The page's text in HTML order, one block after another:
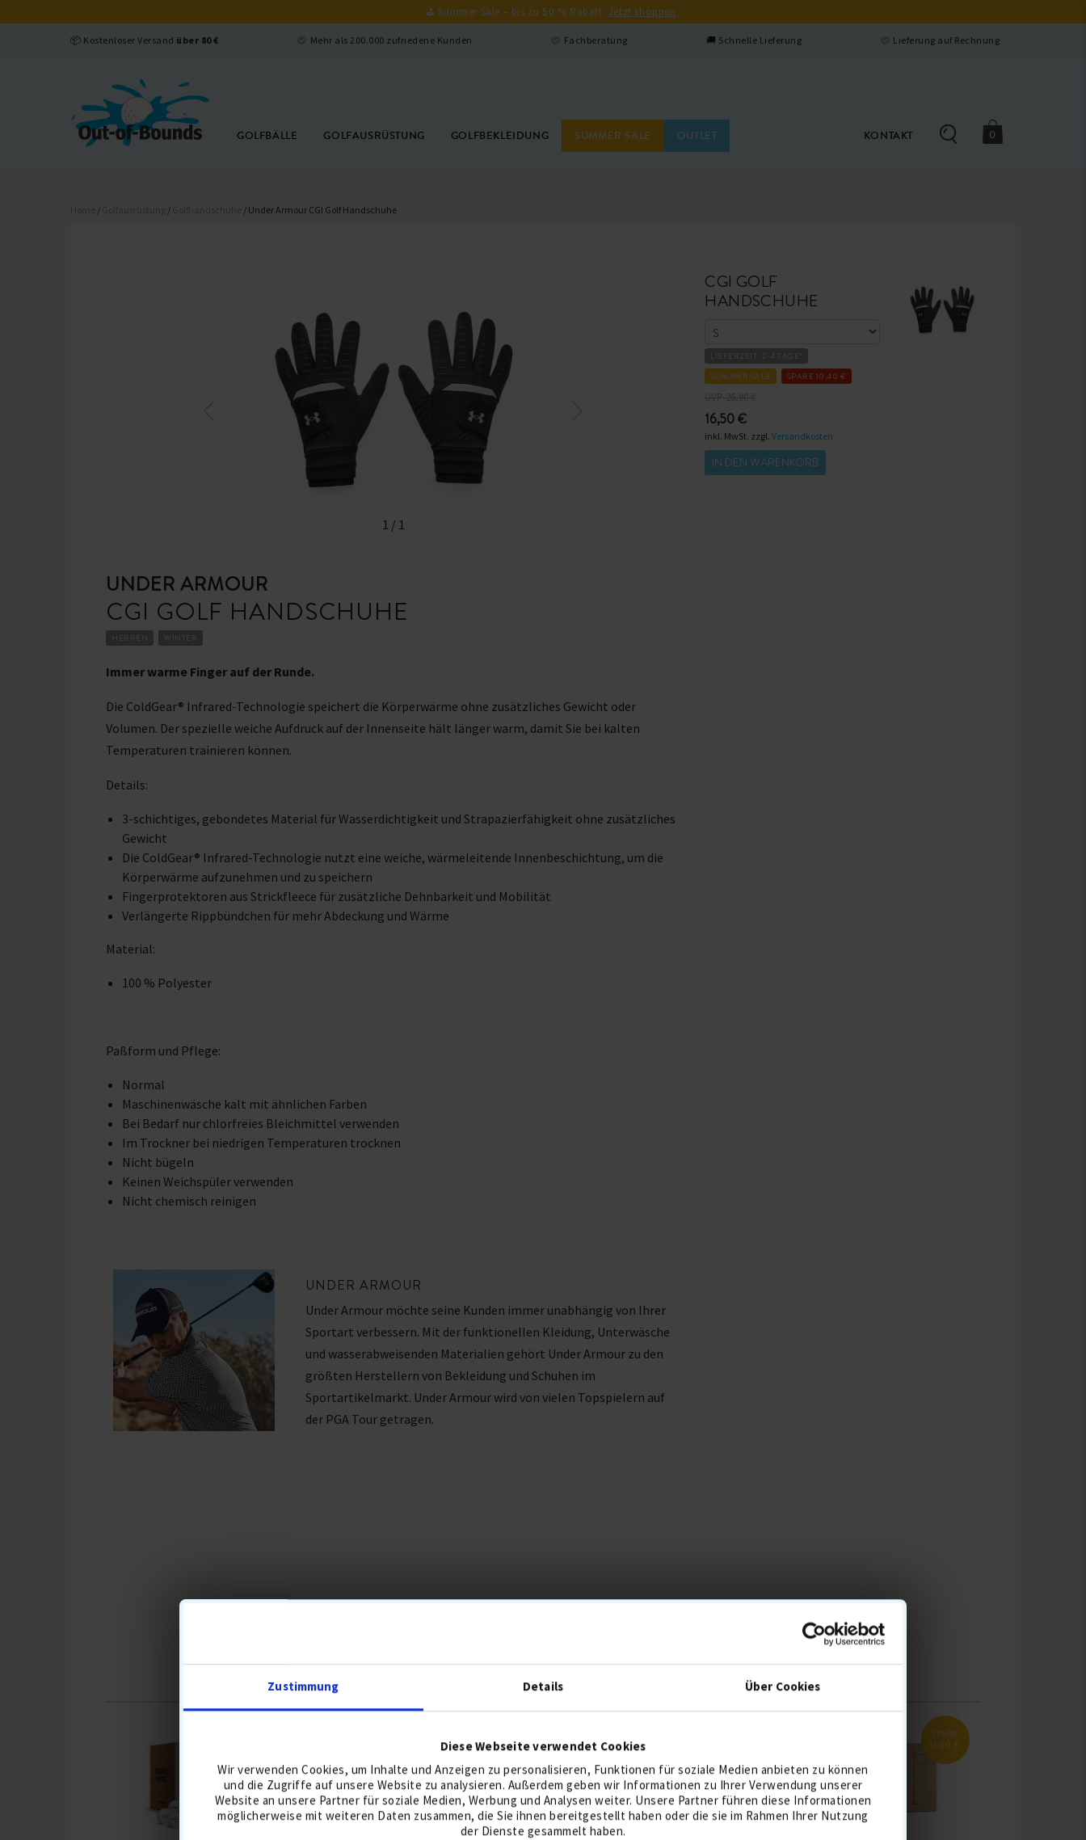
Zustimmung Details Über Cookies
Diese Webseite verwendet Cookies
Wir verwenden Cookies, um Inhalte und Anzeigen zu personalisieren, Funktionen für soziale Medien anbieten zu können
und die Zugriffe auf unsere Website zu analysieren. Außerdem geben wir Informationen zu Ihrer Verwendung unserer
Website an unsere Partner für soziale Medien, Werbung und Analysen weiter. Unsere Partner führen diese Informationen
möglicherweise mit weiteren Daten zusammen, die Sie ihnen bereitgestellt haben oder die sie im Rahmen Ihrer Nutzung
der Dienste gesammelt haben.
⛳ Summer Sale – bis zu 50 % Rabatt. Jetzt shoppen
📦 Kostenloser Versand über 80 € Mehr als 200.000 zufriedene Kunden Fachberatung 🚚 Schnelle Lieferung Lieferung auf Rechnung
GOLFBÄLLE GOLFAUSRÜSTUNG GOLFBEKLEIDUNG SUMMER SALE OUTLET KONTAKT 0
/ / / Under Armour CGI Golf Handschuhe
1 / 1
UNDER ARMOUR
CGI GOLF HANDSCHUHE
WINTER
Immer warme Finger auf der Runde.
Die ColdGear® Infrared-Technologie speichert die Körperwärme ohne zusätzliches Gewicht oder
Volumen. Der spezielle weiche Aufdruck auf der Innenseite hält länger warm, damit Sie bei kalten
Temperaturen trainieren können.
Details:
3-schichtiges, gebondetes Material für Wasserdichtigkeit und Strapazierfähigkeit ohne zusätzliches
Gewicht
Die ColdGear® Infrared-Technologie nutzt eine weiche, wärmeleitende Innenbeschichtung, um die
Körperwärme aufzunehmen und zu speichern
Fingerprotektoren aus Strickfleece für zusätzliche Dehnbarkeit und Mobilität
Verlängerte Rippbündchen für mehr Abdeckung und Wärme
Material:
100 % Polyester
Paßform und Pflege:
Normal
Maschinenwäsche kalt mit ähnlichen Farben
Bei Bedarf nur chlorfreies Bleichmittel verwenden
Im Trockner bei niedrigen Temperaturen trocknen
Nicht bügeln
Keinen Weichspüler verwenden
Nicht chemisch reinigen
UNDER ARMOUR
Under Armour möchte seine Kunden immer unabhängig von Ihrer
Sportart verbessern. Mit der funktionellen Kleidung, Unterwäsche
und wasserabweisenden Materialien gehört Under Armour zu den
größten Herstellern von Bekleidung und Schuhen im
Sportartikelmarkt. Under Armour wird von vielen Topspielern auf
der PGA Tour getragen.
CGI GOLF
HANDSCHUHE
LIEFERZEIT: 2-4 TAGE*
SUMMER SALE
SPARE 10,40 €
16,50 €
inkl. MwSt. zzgl.Versandkosten
IN DEN WARENKORB
DERZEIT MEISTVERKAUFTE GOLFBÄLLE
SPARE
11,00 €